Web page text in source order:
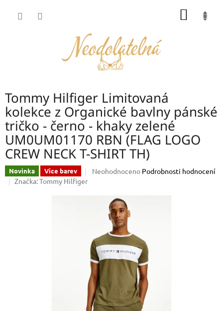
Tommy Hilfiger Limitovaná
kolekce z Organické bavlny pánské
tričko - černo - khaky zelené
UM0UM01170 RBN (FLAG LOGO
CREW NECK T-SHIRT TH)
Novinka Více barev
Průměrné
hvězdiček.
Neohodnoceno Podrobnosti hodnocení
Značka:Tommy Hilfiger